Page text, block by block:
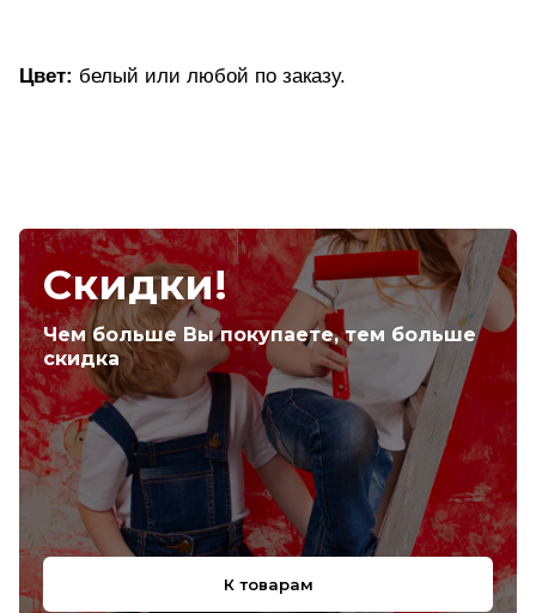
Скидки!
Чем больше Вы покупаете, тем больше
скидка
К товарам
Цвет: белый или любой по заказу.